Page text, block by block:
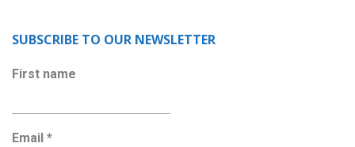
SUBSCRIBE TO OUR NEWSLETTER
First name
Email *